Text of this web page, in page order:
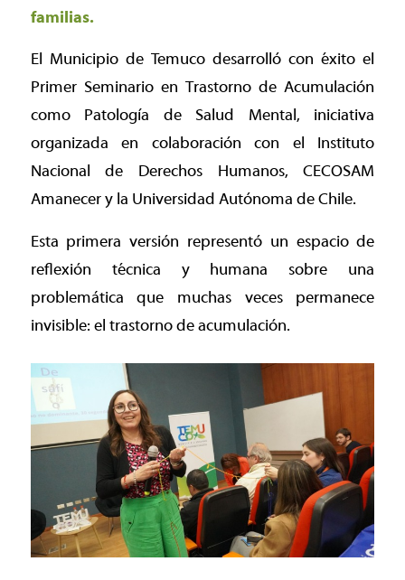
familias.
El Municipio de Temuco desarrolló con éxito el
Primer Seminario en Trastorno de Acumulación
como Patología de Salud Mental, iniciativa
organizada en colaboración con el Instituto
Nacional de Derechos Humanos, CECOSAM
Amanecer y la Universidad Autónoma de Chile.
Esta primera versión representó un espacio de
reflexión técnica y humana sobre una
problemática que muchas veces permanece
invisible: el trastorno de acumulación.